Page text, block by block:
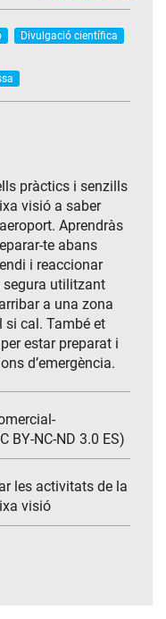
Divulgació científica
pràctics i senzills
visió a saber
Aprendràs
te abans
i reaccionar
segura utilitzant
a una zona
si cal. També et
estar preparat i
d’emergència.
BY-NC-ND 3.0 ES)
les activitats de la
visió